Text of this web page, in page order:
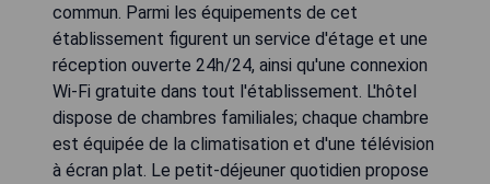
commun. Parmi les équipements de cet
établissement figurent un service d'étage et une
réception ouverte 24h/24, ainsi qu'une connexion
Wi-Fi gratuite dans tout l'établissement. L'hôtel
dispose de chambres familiales; chaque chambre
est équipée de la climatisation et d'une télévision
à écran plat. Le petit-déjeuner quotidien propose